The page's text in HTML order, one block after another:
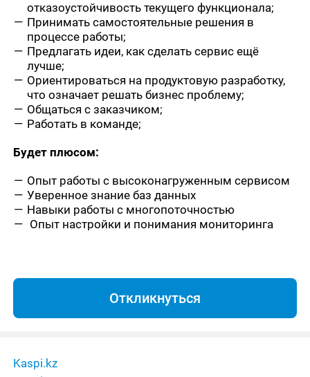
отказоустойчивость текущего функционала;
Принимать самостоятельные решения в
процессе работы;
Предлагать идеи, как сделать сервис ещё
лучше;
Ориентироваться на продуктовую разработку,
что означает решать бизнес проблему;
Общаться с заказчиком;
Работать в команде;
Будет плюсом:
Опыт работы с высоконагруженным сервисом
Уверенное знание баз данных
Навыки работы с многопоточностью
Опыт настройки и понимания мониторинга
Откликнуться
Kaspi.kz